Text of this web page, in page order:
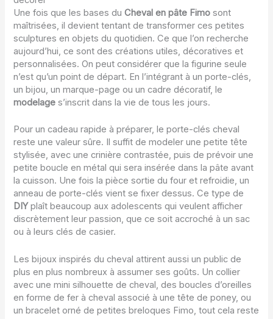
Une fois que les bases duCheval en pâte Fimo sont
maîtrisées, il devient tentant de transformer ces petites
sculptures en objets du quotidien. Ce que l’on recherche
aujourd’hui, ce sont des créations utiles, décoratives et
personnalisées. On peut considérer que la figurine seule
n’est qu’un point de départ. En l’intégrant à un porte-clés,
un bijou, un marque-page ou un cadre décoratif, le
modelage s’inscrit dans la vie de tous les jours.
Pour un cadeau rapide à préparer, le porte-clés cheval
reste une valeur sûre. Il suffit de modeler une petite tête
stylisée, avec une crinière contrastée, puis de prévoir une
petite boucle en métal qui sera insérée dans la pâte avant
la cuisson. Une fois la pièce sortie du four et refroidie, un
anneau de porte-clés vient se fixer dessus. Ce type de
DIYplaît beaucoup aux adolescents qui veulent afficher
discrètement leur passion, que ce soit accroché à un sac
ou à leurs clés de casier.
Les bijoux inspirés du cheval attirent aussi un public de
plus en plus nombreux à assumer ses goûts. Un collier
avec une mini silhouette de cheval, des boucles d’oreilles
en forme de fer à cheval associé à une tête de poney, ou
un bracelet orné de petites breloques Fimo, tout cela reste